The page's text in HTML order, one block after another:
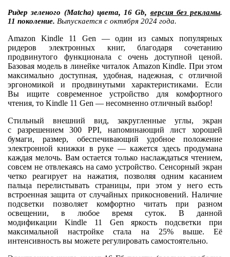
Ридер зеленого (Matcha) цвета, 16 Gb, версия без рекламы.
11 поколение. Выпускается с октября 2024 года.
Amazon Kindle 11 Gen — один из самых популярных
ридеров электронных книг, благодаря сочетанию
продвинутого функционала с очень доступной ценой.
Базовая модель в линейке читалок Amazon Kindle. При этом
максимально доступная, удобная, надежная, с отличной
эргономикой и продвинутыми характеристиками. Если
Вы ищите современное устройство для комфортного
чтения, то Kindle 11 Gen — несомненно отличный выбор!
Стильный внешний вид, закругленные углы, экран
с разрешением 300 PPI, напоминающий лист хорошей
бумаги, размер, обеспечивающий удобное положение
электронной книжки в руке — кажется здесь продумана
каждая мелочь. Вам остается только наслаждаться чтением,
совсем не отвлекаясь на само устройство. Сенсорный экран
четко реагирует на нажатия, позволяя одним касанием
пальца перелистывать страницы, при этом у него есть
встроенная защита от случайных прикосновений. Наличие
подсветки позволяет комфортно читать при разном
освещении, в любое время суток. В данной
модификации Kindle 11 Gen яркость подсветки при
максимальной настройке стала на 25% выше. Её
интенсивность вы можете регулировать самостоятельно.